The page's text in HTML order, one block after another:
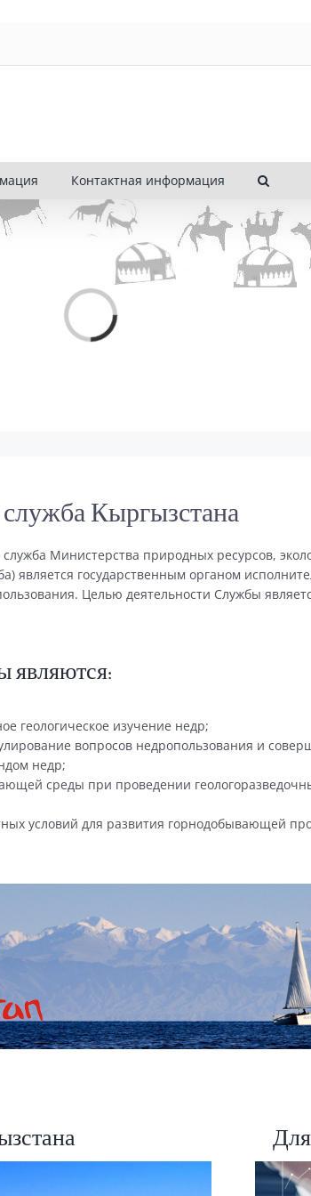
Контактная информация
Loading...
служба Кыргызстана
служба Министерства природных ресурсов,
является государственным органом
Целью деятельности Службы
являются:
геологическое изучение недр;
вопросов недропользования и
недр;
среды при проведении
условий для развития горнодобывающей